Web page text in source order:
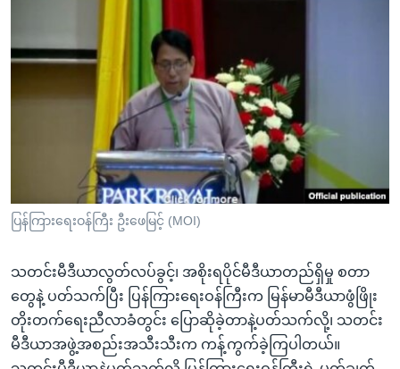
ရန်
အ
ကြည့်
ရှာဖွေ
ရန်
နေရာ
သို့
ကျော်
မကြေးမုံရဲ့ အင်္ဂလိပ်စာ
သုတပဒေသာ အင်္ဂလိပ်စာ
ရေဒီယို
ရေဒီယိုနှင့်ရုပ်သံ အချက်အလက်များ
Learning English
ဗွီအိုအေ လူမှုကွန်ယက်များ
ဘာသာစကားများ
ပြန်ကြားရေးဝန်ကြီး ဦးဖေမြင့် (MOI)
သတင်းမီဒီယာလွတ်လပ်ခွင့်၊ အစိုးရပိုင်မီဒီယာတည်ရှိမှု စတာ
တွေနဲ့ ပတ်သက်ပြီး ပြန်ကြားရေးဝန်ကြီးက မြန်မာမီဒီယာဖွံဖြိုး
တိုးတက်ရေးညီလာခံတွင်း ပြောဆိုခဲ့တာနဲ့ပတ်သက်လို့၊ သတင်း
မီဒီယာအဖွဲ့အစည်းအသီးသီးက ကန့်ကွက်ခဲ့ကြပါတယ်။